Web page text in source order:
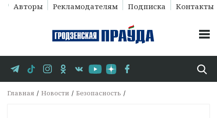
Авторы Рекламодателям Подписка Контакты
Главная Новости Безопасность